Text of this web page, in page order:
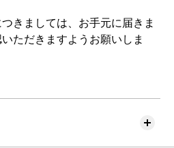
きましては、お手元に届きま
ただきますようお願いしま